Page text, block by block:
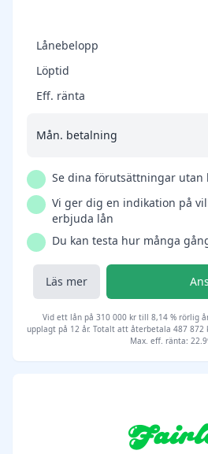
Lånebelopp
Löptid
Eff. ränta
Mån. betalning
Se dina förutsättningar
Vi ger dig en indikation på
erbjuda lån
Du kan testa hur många
Läs mer
Vid ett lån på 310 000 kr till 8,14 % rörlig
upplagt på 12 år. Totalt att återbetala 487 872
Max. eff. ränta: